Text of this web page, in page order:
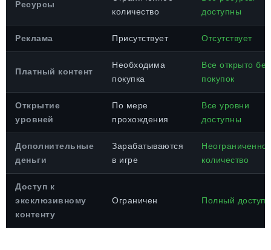
Ресурсы
количество
доступны
Реклама Присутствует Отсутствует
Платный контент
Необходима
покупка
Все открыто без
покупок
Открытие
уровней
По мере
прохождения
Все уровни
доступны
Дополнительные
деньги
Зарабатываются
в игре
количество
Доступ к
эксклюзивному
контенту
Ограничен Полный доступ